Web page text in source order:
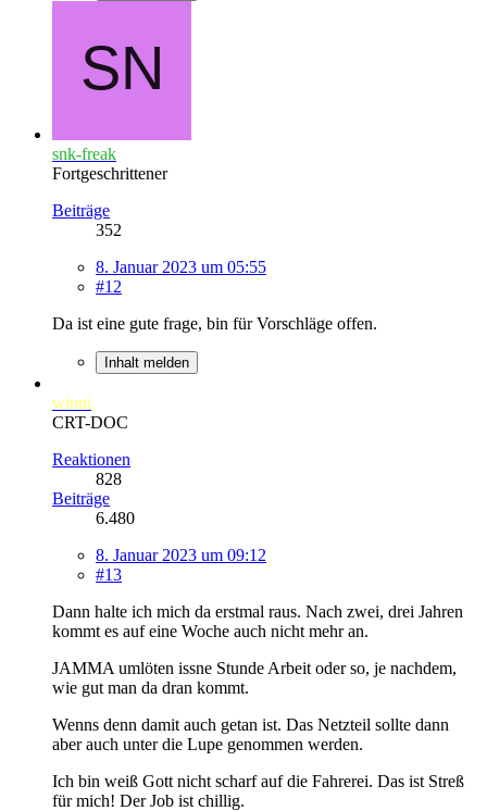
snk-freak
Fortgeschrittener
Beiträge
352
8. Januar 2023 um 05:55
#12
Da ist eine gute frage, bin für Vorschläge offen.
Inhalt melden
winni
CRT-DOC
Reaktionen
828
Beiträge
6.480
8. Januar 2023 um 09:12
#13
Dann halte ich mich da erstmal raus. Nach zwei, drei Jahren
kommt es auf eine Woche auch nicht mehr an.
JAMMA umlöten issne Stunde Arbeit oder so, je nachdem,
wie gut man da dran kommt.
Wenns denn damit auch getan ist. Das Netzteil sollte dann
aber auch unter die Lupe genommen werden.
Ich bin weiß Gott nicht scharf auf die Fahrerei. Das ist Streß
für mich! Der Job ist chillig.